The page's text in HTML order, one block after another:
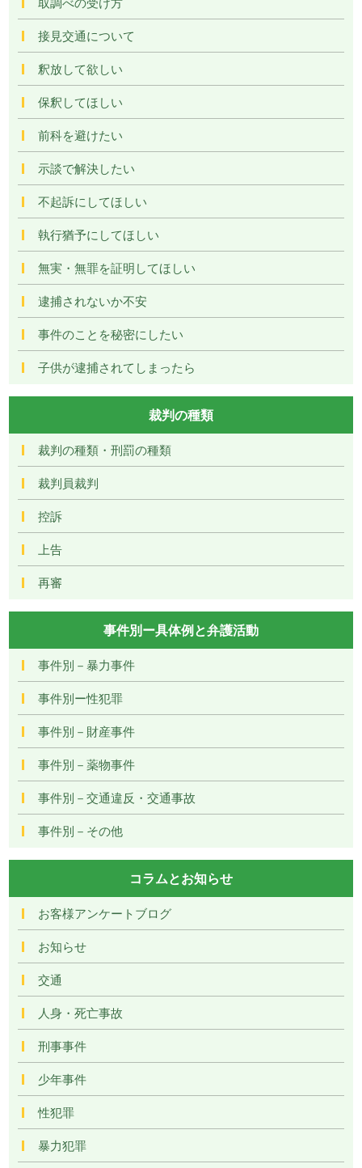
接見交通について
釈放して欲しい
保釈してほしい
前科を避けたい
示談で解決したい
不起訴にしてほしい
執行猶予にしてほしい
無実・無罪を証明してほしい
逮捕されないか不安
事件のことを秘密にしたい
子供が逮捕されてしまったら
裁判の種類
裁判の種類・刑罰の種類
裁判員裁判
控訴
上告
再審
事件別ー具体例と弁護活動
事件別－暴力事件
事件別ー性犯罪
事件別－財産事件
事件別－薬物事件
事件別－交通違反・交通事故
事件別－その他
コラムとお知らせ
お客様アンケートブログ
お知らせ
交通
人身・死亡事故
刑事事件
少年事件
性犯罪
暴力犯罪